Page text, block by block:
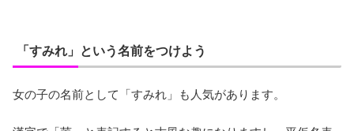
「すみれ」という名前をつけよう
女の子の名前として「すみれ」も人気があります。